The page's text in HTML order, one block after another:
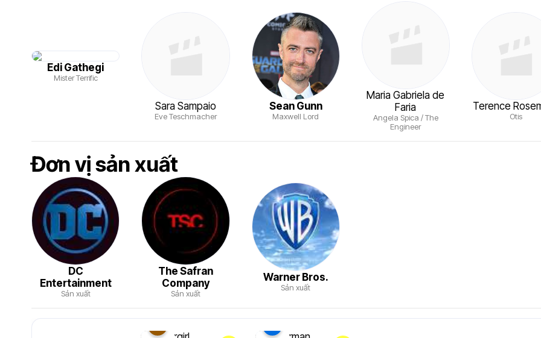
Edi Gathegi
Mister Terrific
Sara Sampaio
Eve Teschmacher
Sean Gunn
Maxwell Lord
Maria Gabriela de
Faria
Angela Spica / The
Engineer
Terence
Otis
Đơn vị sản xuất
DC
Entertainment
Sản xuất
The Safran
Company
Sản xuất
Warner Bros.
Sản xuất